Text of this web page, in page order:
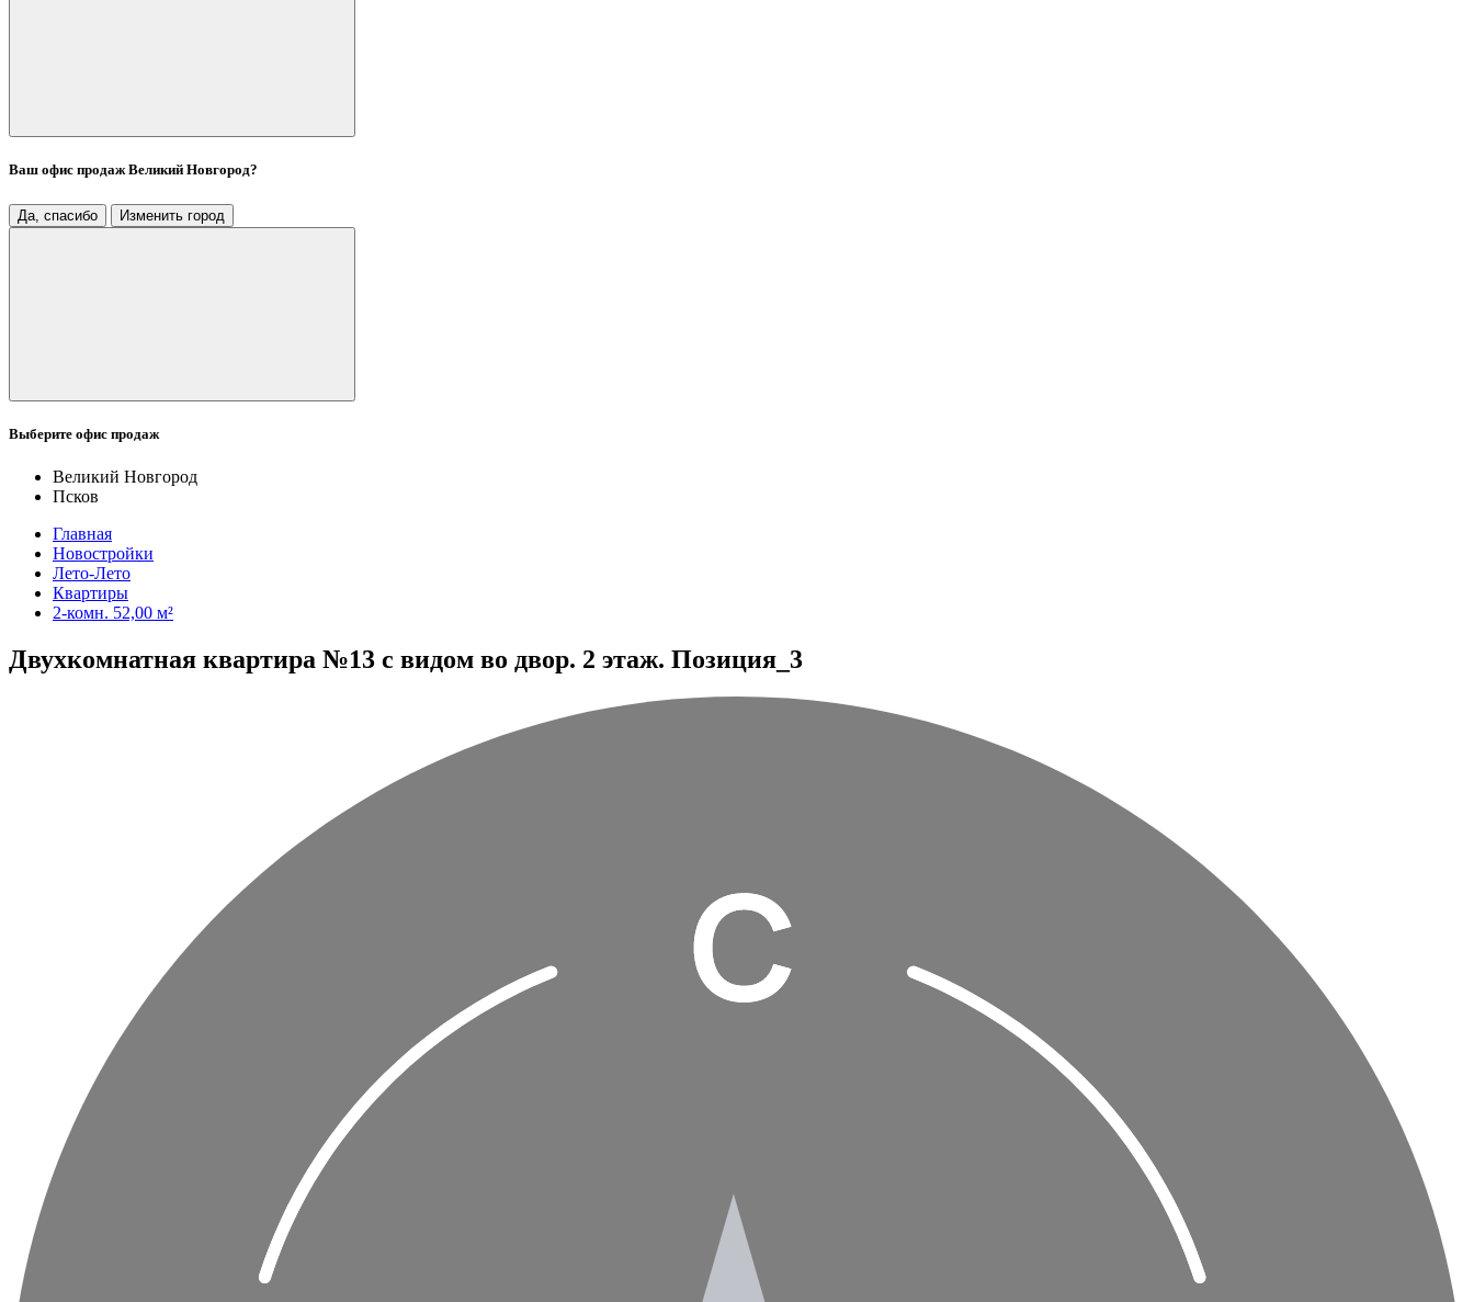
Ваш офис продажВеликий Новгород?
Да, спасибо Изменить город
Выберите офис продаж
Великий Новгород
Псков
Главная
Новостройки
Лето-Лето
Квартиры
2-комн. 52,00 м²
Двухкомнатная квартира №13 с видом во двор. 2 этаж. Позиция_3